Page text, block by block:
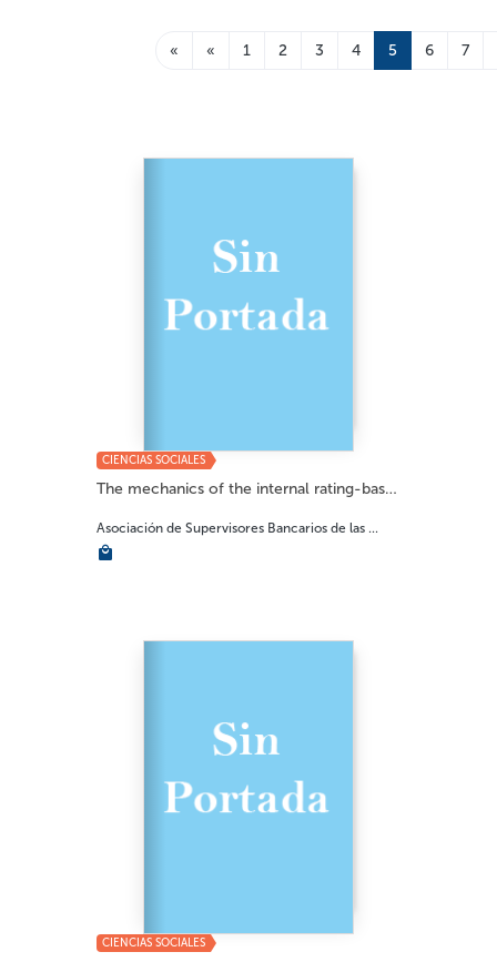
« « 1 2 3 4 5 6 7
CIENCIAS SOCIALES
The mechanics of the internal rating-base app...
Asociación de Supervisores Bancarios de las ...
CIENCIAS SOCIALES